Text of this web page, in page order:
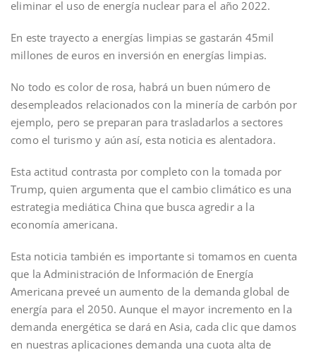
eliminar el uso de energía nuclear para el año 2022.
En este trayecto a energías limpias se gastarán 45mil
millones de euros en inversión en energías limpias.
No todo es color de rosa, habrá un buen número de
desempleados relacionados con la minería de carbón por
ejemplo, pero se preparan para trasladarlos a sectores
como el turismo y aún así, esta noticia es alentadora.
Esta actitud contrasta por completo con la tomada por
Trump, quien argumenta que el cambio climático es una
estrategia mediática China que busca agredir a la
economía americana.
Esta noticia también es importante si tomamos en cuenta
que la Administración de Información de Energía
Americana preveé un aumento de la demanda global de
energía para el 2050. Aunque el mayor incremento en la
demanda energética se dará en Asia, cada clic que damos
en nuestras aplicaciones demanda una cuota alta de